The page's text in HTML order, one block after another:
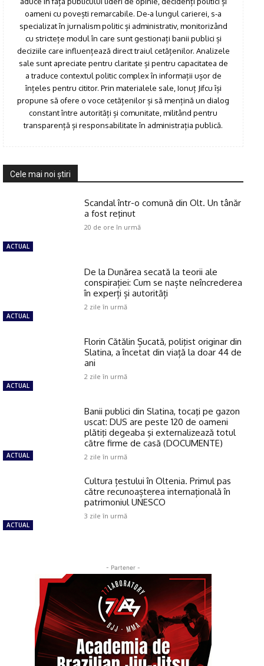
Click pe imagine
oameni cu povești remarcabile. De-a lungul carierei, s-a
specializat în jurnalism politic și administrativ, monitorizând
cu strictețe modul în care sunt gestionați banii publici și
deciziile care influențează direct traiul cetățenilor. Analizele
sale sunt apreciate pentru claritate și pentru capacitatea de
a traduce contextul politic complex în informații ușor de
înțeles pentru cititor. Prin materialele sale, Ionuț Jifcu își
propune să ofere o voce cetățenilor și să mențină un dialog
constant între autorități și comunitate, militând pentru
transparență și responsabilitate în administrația publică.
Cele mai noi ştiri
ACTUAL
Scandal într-o comună din Olt. Un tânăr
a fost reţinut
20 de ore în urmă
ACTUAL
De la Dunărea secată la teorii ale
conspirației: Cum se naște neîncrederea
în experți și autorități
2 zile în urmă
ACTUAL
Florin Cătălin Șucată, poliţist originar din
Slatina, a încetat din viață la doar 44 de
ani
2 zile în urmă
ACTUAL
Banii publici din Slatina, tocaţi pe gazon
uscat: DUS are peste 120 de oameni
plătiţi degeaba şi externalizează totul
către firme de casă (DOCUMENTE)
2 zile în urmă
ACTUAL
Cultura țestului în Oltenia. Primul pas
către recunoașterea internațională în
patrimoniul UNESCO
3 zile în urmă
- Partener -